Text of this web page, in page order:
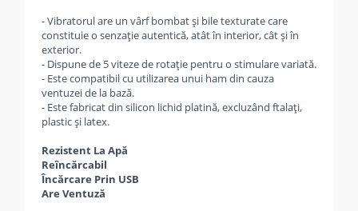
- Vibratorul are un vârf bombat și bile texturate care
constituie o senzație autentică, atât în interior, cât și în
exterior.
- Dispune de 5 viteze de rotație pentru o stimulare variată.
- Este compatibil cu utilizarea unui ham din cauza
ventuzei de la bază.
- Este fabricat din silicon lichid platină, excluzând ftalați,
plastic și latex.
Rezistent La Apă
Reîncărcabil
Încărcare Prin USB
Are Ventuză